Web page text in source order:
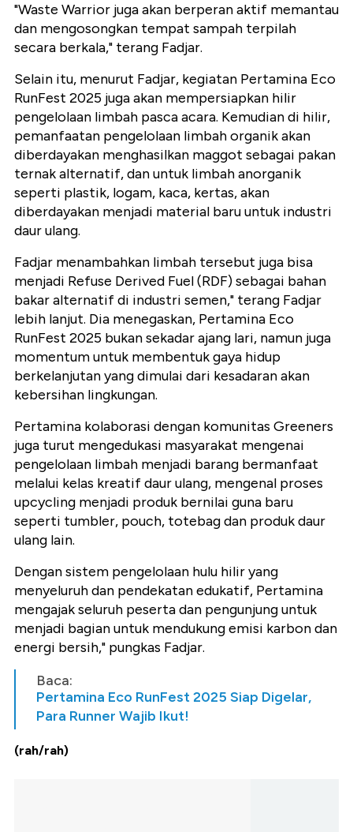
"Waste Warrior juga akan berperan aktif memantau
dan mengosongkan tempat sampah terpilah
secara berkala," terang Fadjar.
Selain itu, menurut Fadjar, kegiatan Pertamina Eco
RunFest 2025 juga akan mempersiapkan hilir
pengelolaan limbah pasca acara. Kemudian di hilir,
pemanfaatan pengelolaan limbah organik akan
diberdayakan menghasilkan maggot sebagai pakan
ternak alternatif, dan untuk limbah anorganik
seperti plastik, logam, kaca, kertas, akan
diberdayakan menjadi material baru untuk industri
daur ulang.
Fadjar menambahkan limbah tersebut juga bisa
menjadi Refuse Derived Fuel (RDF) sebagai bahan
bakar alternatif di industri semen," terang Fadjar
lebih lanjut. Dia menegaskan, Pertamina Eco
RunFest 2025 bukan sekadar ajang lari, namun juga
momentum untuk membentuk gaya hidup
berkelanjutan yang dimulai dari kesadaran akan
kebersihan lingkungan.
Pertamina kolaborasi dengan komunitas Greeners
juga turut mengedukasi masyarakat mengenai
pengelolaan limbah menjadi barang bermanfaat
melalui kelas kreatif daur ulang, mengenal proses
upcycling menjadi produk bernilai guna baru
seperti tumbler, pouch, totebag dan produk daur
ulang lain.
Dengan sistem pengelolaan hulu hilir yang
menyeluruh dan pendekatan edukatif, Pertamina
mengajak seluruh peserta dan pengunjung untuk
menjadi bagian untuk mendukung emisi karbon dan
energi bersih," pungkas Fadjar.
Baca:
Pertamina Eco RunFest 2025 Siap Digelar,
Para Runner Wajib Ikut!
(rah/rah)